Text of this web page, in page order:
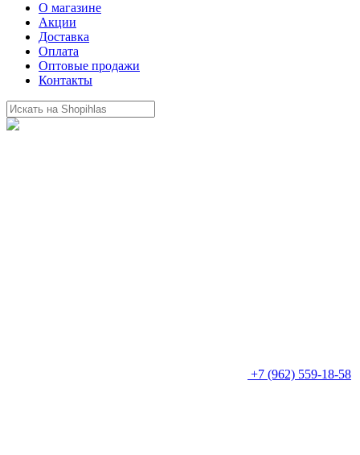
О магазине
Акции
Доставка
Оплата
Оптовые продажи
Контакты
+7 (962) 559-18-58